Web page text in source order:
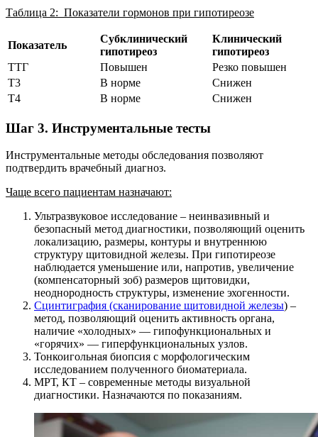
Таблица 2: Показатели гормонов при гипотиреозе
Показатель
Субклинический
гипотиреоз
Клинический
гипотиреоз
ТТГ
Повышен
Резко повышен
Т3
В норме
Снижен
Т4
В норме Снижен
Шаг 3. Инструментальные тесты
Инструментальные методы обследования позволяют
подтвердить врачебный диагноз.
Чаще всего пациентам назначают:
Ультразвуковое исследование – неинвазивный и
безопасный метод диагностики, позволяющий оценить
локализацию, размеры, контуры и внутреннюю
структуру щитовидной железы. При гипотиреозе
наблюдается уменьшение или, напротив, увеличение
(компенсаторный зоб) размеров щитовидки,
неоднородность структуры, изменение эхогенности.
Сцинтиграфия (сканирование щитовидной железы) –
метод, позволяющий оценить активность органа,
наличие «холодных» — гипофункциональных и
«горячих» — гиперфункциональных узлов.
Тонкоигольная биопсия с морфологическим
исследованием полученного биоматериала.
МРТ, КТ – современные методы визуальной
диагностики. Назначаются по показаниям.